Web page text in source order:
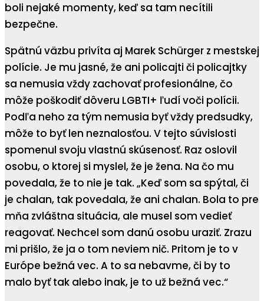
boli nejaké momenty, keď sa tam necítili
bezpečne.
Spätnú väzbu privíta aj Marek Schürger z mestskej
polície. Je mu jasné, že ani policajti či policajtky
sa nemusia vždy zachovať profesionálne, čo
môže poškodiť dôveru LGBTI+ ľudí voči polícii.
Podľa neho za tým nemusia byť vždy predsudky,
môže to byť len neznalosťou. V tejto súvislosti
spomenul svoju vlastnú skúsenosť. Raz oslovil
osobu, o ktorej si myslel, že je žena. Na čo mu
povedala, že to nie je tak. „Keď som sa spýtal, či
je chalan, tak povedala, že ani chalan. Bola to pre
mňa zvláštna situácia, ale musel som vedieť
reagovať. Nechcel som danú osobu uraziť. Zrazu
mi prišlo, že ja o tom neviem nič. Pritom je to v
Európe bežná vec. A to sa nebavme, či by to
malo byť tak alebo inak, je to už bežná vec.“